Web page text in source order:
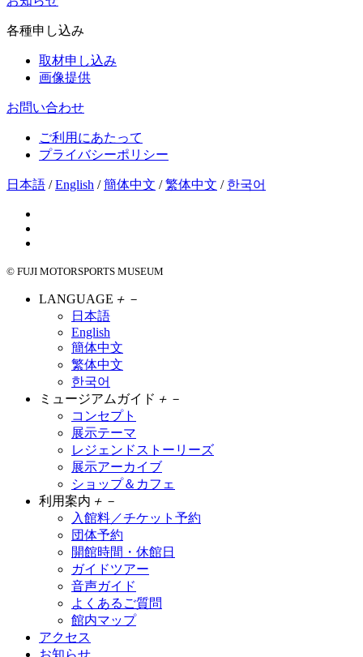
各種申し込み
取材申し込み
画像提供
お問い合わせ
ご利用にあたって
プライバシーポリシー
日本語 /English /簡体中文 /繁体中文 / 한국어
© FUJI MOTORSPORTS MUSEUM
LANGUAGE ＋ －
日本語
English
簡体中文
繁体中文
한국어
ミュージアムガイド ＋ －
コンセプト
展示テーマ
レジェンドストーリーズ
展示アーカイブ
ショップ＆カフェ
利用案内 ＋ －
入館料／チケット予約
団体予約
開館時間・休館日
ガイドツアー
音声ガイド
よくあるご質問
館内マップ
アクセス